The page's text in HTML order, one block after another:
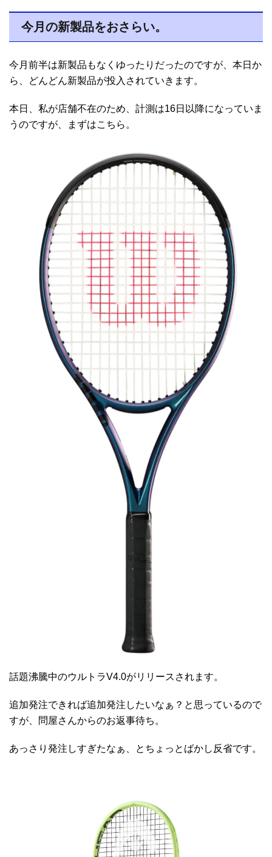
今月の新製品をおさらい。
今月前半は新製品もなくゆったりだったのですが、本日か
ら、どんどん新製品が投入されていきます。
本日、私が店舗不在のため、計測は16日以降になっていま
うのですが、まずはこちら。
話題沸騰中のウルトラV4.0がリリースされます。
追加発注できれば追加発注したいなぁ？と思っているので
すが、問屋さんからのお返事待ち。
あっさり発注しすぎたなぁ、とちょっとばかし反省です。